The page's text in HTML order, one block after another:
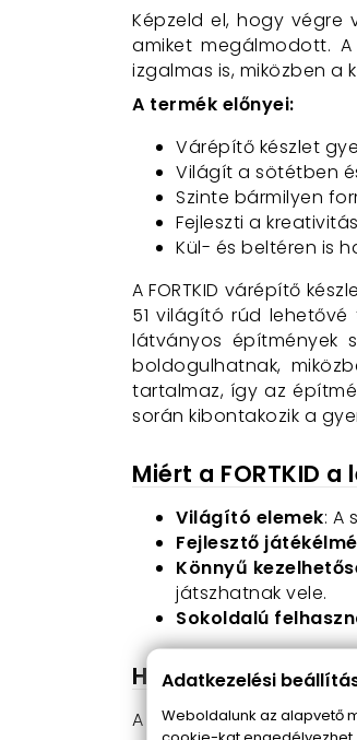
Képzeld el, hogy végre
amiket megálmodott.
izgalmas is, miközben a
A termék előnyei:
Várépítő készlet
Világít a sötétben
Szinte bármilyen
Fejleszti a
Kül- és beltéren is
A FORTKID várépítő
51 világító rúd
látványos építmények
boldogulhatnak,
tartalmaz, így az
során kibontakozik a
Miért a FORTKID
Világító elemek: A
Fejlesztő
Könnyű
játszhatnak vele.
Sokoldalú
Hogyan
A készlet részei
Adatkezelési
Weboldalunk az alapvető